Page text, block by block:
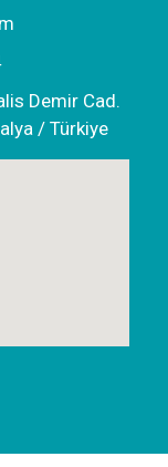
Demir Cad.
/ Türkiye